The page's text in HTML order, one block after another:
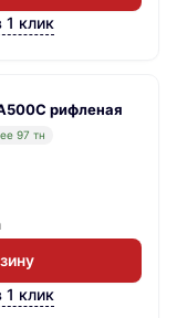
1 клик
рифленая
97 тн
1 клик